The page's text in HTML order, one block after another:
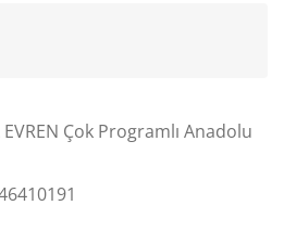
Çok Programlı Anadolu